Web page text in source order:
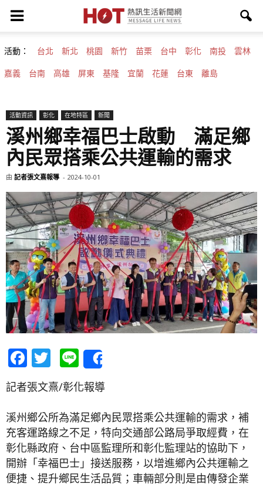
活動： 台北 新北 桃園 新竹 苗栗 台中 彰化 南投 雲林
嘉義 台南 高雄 屏東 基隆 宜蘭 花蓮 台東 離島
活動資訊 彰化 在地特區 新聞
溪州鄉幸福巴士啟動 滿足鄉
內民眾搭乘公共運輸的需求
由 記者張文熹報導 - 2024-10-01
Facebook
Twitter
Line
記者張文熹/彰化報導
溪州鄉公所為滿足鄉內民眾搭乘公共運輸的需求，補
充客運路線之不足，特向交通部公路局爭取經費，在
彰化縣政府、台中區監理所和彰化監理站的協助下，
開辦「幸福巴士」接送服務，以增進鄉內公共運輸之
便捷、提升鄉民生活品質；車輛部分則是由傳發企業